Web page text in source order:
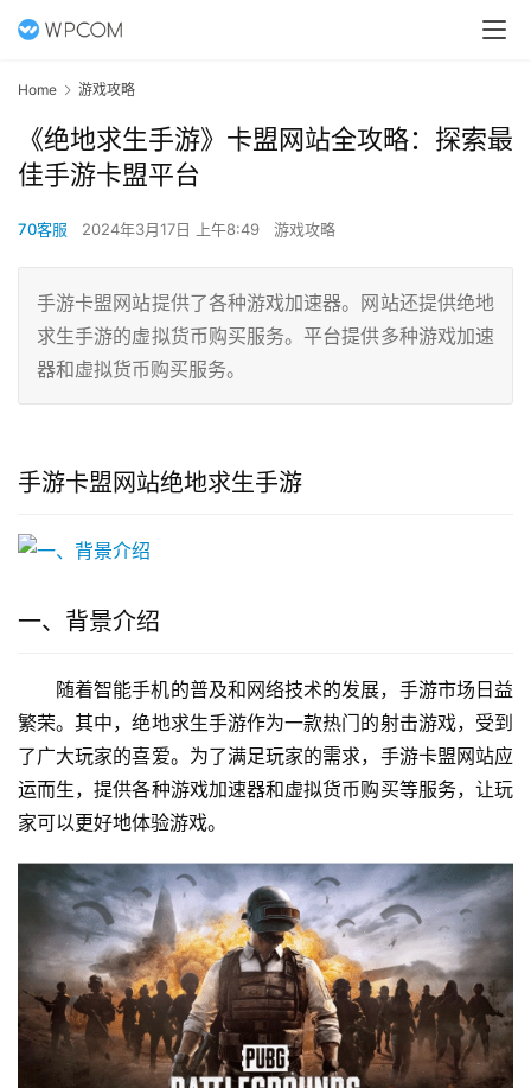
Home 游戏攻略
《绝地求生手游》卡盟网站全攻略：探索最
佳手游卡盟平台
70客服 2024年3月17日 上午8:49 游戏攻略
手游卡盟网站提供了各种游戏加速器。网站还提供绝地
求生手游的虚拟货币购买服务。平台提供多种游戏加速
器和虚拟货币购买服务。
手游卡盟网站绝地求生手游
一、背景介绍
随着智能手机的普及和网络技术的发展，手游市场日益
繁荣。其中，绝地求生手游作为一款热门的射击游戏，受到
了广大玩家的喜爱。为了满足玩家的需求，手游卡盟网站应
运而生，提供各种游戏加速器和虚拟货币购买等服务，让玩
家可以更好地体验游戏。